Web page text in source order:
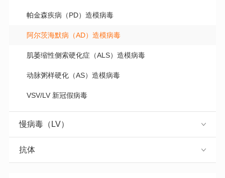
帕金森疾病（PD）造模病毒
阿尔茨海默病（AD）造模病毒
肌萎缩性侧索硬化症（ALS）造模病毒
动脉粥样硬化（AS）造模病毒
VSV/LV 新冠假病毒
慢病毒（LV）
抗体